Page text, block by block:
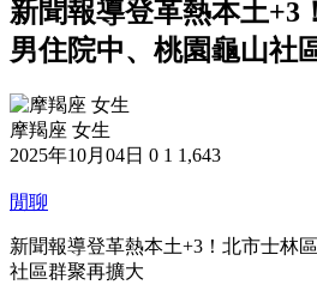
新聞報導登革熱本土+3
男住院中、桃園龜山社
摩羯座 女生
2025年10月04日 0 1 1,643
閒聊
新聞報導登革熱本土+3！北市士林
社區群聚再擴大